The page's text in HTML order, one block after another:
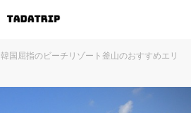
韓国屈指のビーチリゾート釜山のおすすめエリ